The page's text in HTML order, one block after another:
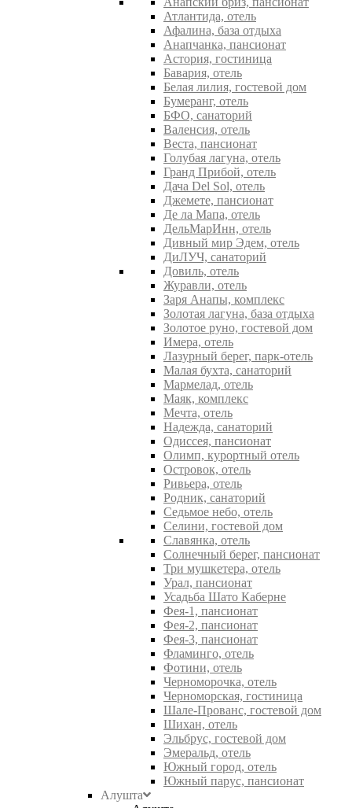
Атлантида, отель
Афалина, база отдыха
Анапчанка, пансионат
Астория, гостиница
Бавария, отель
Белая лилия, гостевой дом
Бумеранг, отель
БФО, санаторий
Валенсия, отель
Веста, пансионат
Голубая лагуна, отель
Гранд Прибой, отель
Дача Del Sol, отель
Джемете, пансионат
Де ла Мапа, отель
ДельМарИнн, отель
Дивный мир Эдем, отель
ДиЛУЧ, санаторий
Довиль, отель
Журавли, отель
Заря Анапы, комплекс
Золотая лагуна, база отдыха
Золотое руно, гостевой дом
Имера, отель
Лазурный берег, парк-отель
Малая бухта, санаторий
Мармелад, отель
Маяк, комплекс
Мечта, отель
Надежда, санаторий
Одиссея, пансионат
Олимп, курортный отель
Островок, отель
Ривьера, отель
Родник, санаторий
Седьмое небо, отель
Селини, гостевой дом
Славянка, отель
Солнечный берег, пансионат
Три мушкетера, отель
Урал, пансионат
Усадьба Шато Каберне
Фея-1, пансионат
Фея-2, пансионат
Фея-3, пансионат
Фламинго, отель
Фотини, отель
Черноморочка, отель
Черноморская, гостиница
Шале-Прованс, гостевой дом
Шихан, отель
Эльбрус, гостевой дом
Эмеральд, отель
Южный город, отель
Южный парус, пансионат
Алушта